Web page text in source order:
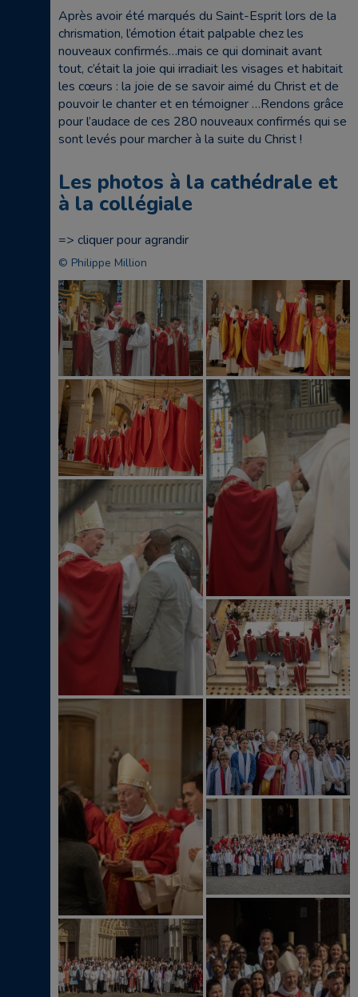
Après avoir été marqués du Saint-Esprit lors de la
chrismation, l’émotion était palpable chez les
nouveaux confirmés…mais ce qui dominait avant
tout, c’était la joie qui irradiait les visages et habitait
les cœurs : la joie de se savoir aimé du Christ et de
pouvoir le chanter et en témoigner …Rendons grâce
pour l’audace de ces 280 nouveaux confirmés qui se
sont levés pour marcher à la suite du Christ !
Les photos à la cathédrale et
à la collégiale
=> cliquer pour agrandir
© Philippe Million